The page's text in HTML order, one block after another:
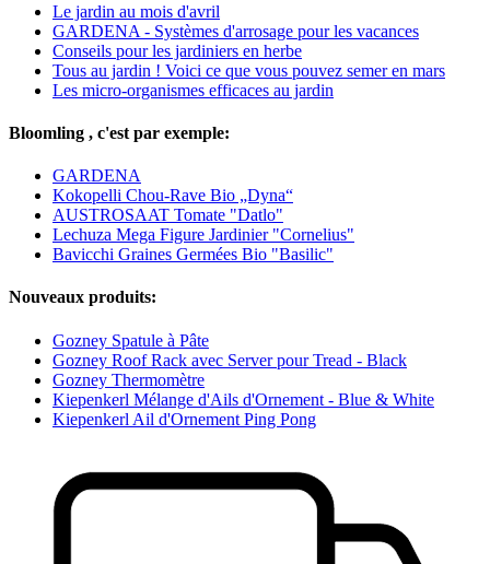
Le jardin au mois d'avril
GARDENA - Systèmes d'arrosage pour les vacances
Conseils pour les jardiniers en herbe
Tous au jardin ! Voici ce que vous pouvez semer en mars
Les micro-organismes efficaces au jardin
Bloomling , c'est par exemple:
GARDENA
Kokopelli Chou-Rave Bio „Dyna“
AUSTROSAAT Tomate "Datlo"
Lechuza Mega Figure Jardinier "Cornelius"
Bavicchi Graines Germées Bio "Basilic"
Nouveaux produits:
Gozney Spatule à Pâte
Gozney Roof Rack avec Server pour Tread - Black
Gozney Thermomètre
Kiepenkerl Mélange d'Ails d'Ornement - Blue & White
Kiepenkerl Ail d'Ornement Ping Pong